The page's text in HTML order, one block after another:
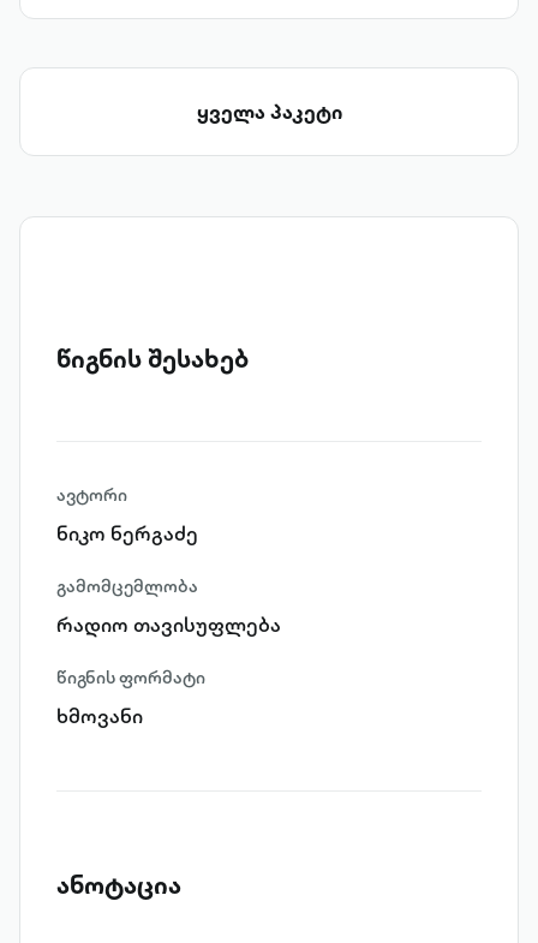
ყველა პაკეტი
წიგნის შესახებ
ავტორი
ნიკო ნერგაძე
გამომცემლობა
რადიო თავისუფლება
წიგნის ფორმატი
ხმოვანი
ანოტაცია